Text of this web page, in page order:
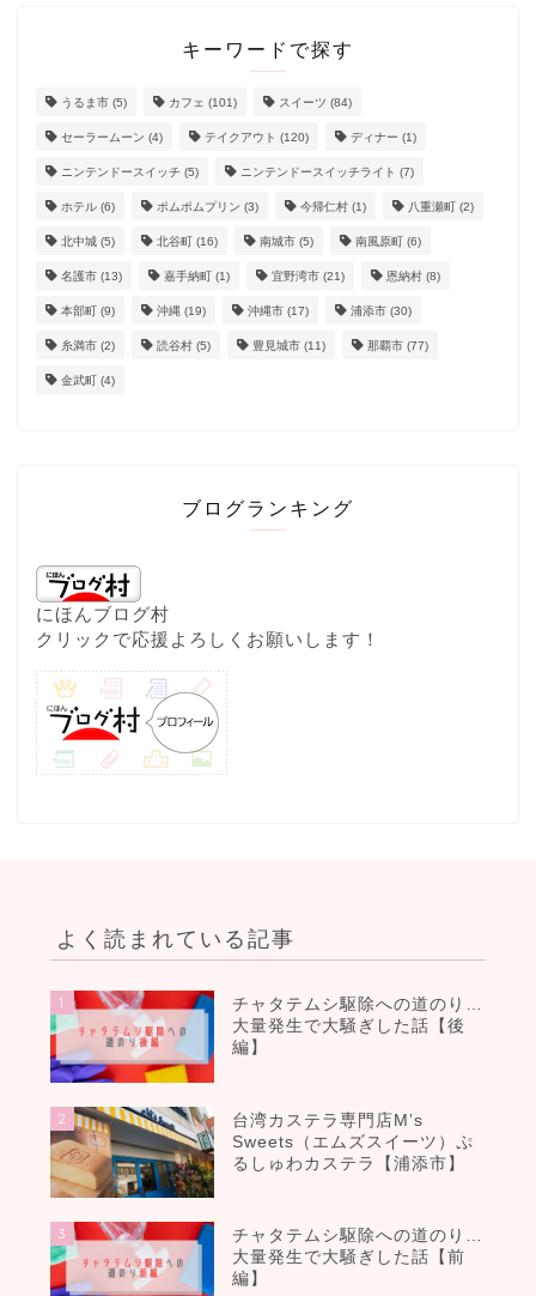
キーワードで探す
うるま市 (5) カフェ (101) スイーツ (84)
セーラームーン (4) テイクアウト (120) ディナー (1)
ニンテンドースイッチ (5) ニンテンドースイッチライト (7)
ホテル (6) ポムポムプリン (3) 今帰仁村 (1) 八重瀬町 (2)
北中城 (5) 北谷町 (16) 南城市 (5) 南風原町 (6)
名護市 (13) 嘉手納町 (1) 宜野湾市 (21) 恩納村 (8)
本部町 (9) 沖縄 (19) 沖縄市 (17) 浦添市 (30)
糸満市 (2) 読谷村 (5) 豊見城市 (11) 那覇市 (77)
金武町 (4)
ブログランキング
にほんブログ村
クリックで応援よろしくお願いします！
よく読まれている記事
1
チャタテムシ駆除への道のり…
大量発生で大騒ぎした話【後
編】
2
台湾カステラ専門店M’s
Sweets（エムズスイーツ）ぷ
るしゅわカステラ【浦添市】
3
チャタテムシ駆除への道のり…
大量発生で大騒ぎした話【前
編】